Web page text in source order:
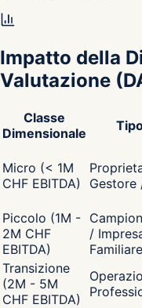
Impatto della
Valutazione
Classe
Dimensionale
Micro (< 1M
CHF EBITDA)
Gestore
Piccolo (1M -
2M CHF
EBITDA)
/
Familiare
Transizione
(2M - 5M
CHF EBITDA)